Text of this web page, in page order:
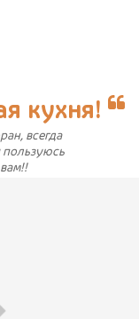
кухня!
всегда